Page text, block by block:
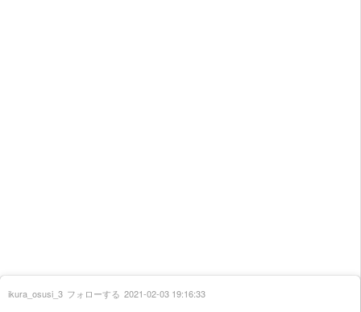
ikura_osusi_3 フォローする 2021-02-03 19:16:33